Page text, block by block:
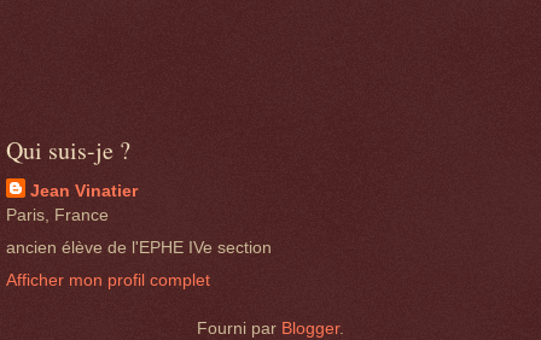
Qui suis-je ?
Jean Vinatier
Paris, France
ancien élève de l'EPHE IVe section
Afficher mon profil complet
Fourni par Blogger.